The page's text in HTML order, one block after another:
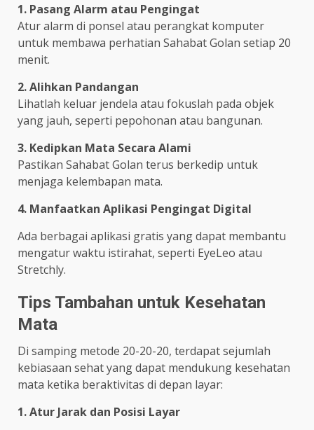
1. Pasang Alarm atau Pengingat
Atur alarm di ponsel atau perangkat komputer
untuk membawa perhatian Sahabat Golan setiap 20
menit.
2. Alihkan Pandangan
Lihatlah keluar jendela atau fokuslah pada objek
yang jauh, seperti pepohonan atau bangunan.
3. Kedipkan Mata Secara Alami
Pastikan Sahabat Golan terus berkedip untuk
menjaga kelembapan mata.
4. Manfaatkan Aplikasi Pengingat Digital
Ada berbagai aplikasi gratis yang dapat membantu
mengatur waktu istirahat, seperti EyeLeo atau
Stretchly.
Tips Tambahan untuk Kesehatan
Mata
Di samping metode 20-20-20, terdapat sejumlah
kebiasaan sehat yang dapat mendukung kesehatan
mata ketika beraktivitas di depan layar:
1. Atur Jarak dan Posisi Layar